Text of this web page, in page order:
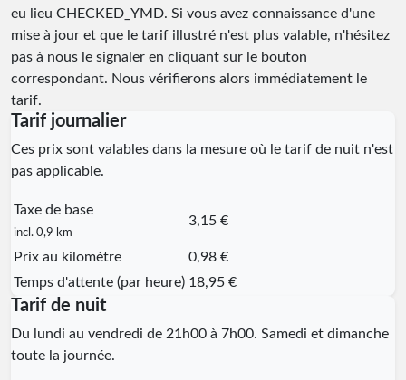
eu lieu CHECKED_YMD. Si vous avez connaissance d'une
mise à jour et que le tarif illustré n'est plus valable, n'hésitez
pas à nous le signaler en cliquant sur le bouton
correspondant. Nous vérifierons alors immédiatement le
tarif.
Tarif journalier
Ces prix sont valables dans la mesure où le tarif de nuit n'est
pas applicable.
Taxe de base
incl. 0,9 km
3,15 €
Prix au kilomètre
0,98 €
Temps d'attente (par heure) 18,95 €
Tarif de nuit
Du lundi au vendredi de 21h00 à 7h00. Samedi et dimanche
toute la journée.